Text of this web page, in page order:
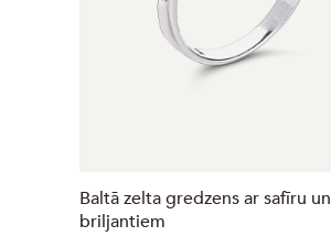
Baltā zelta gredzens ar safīru un
briljantiem